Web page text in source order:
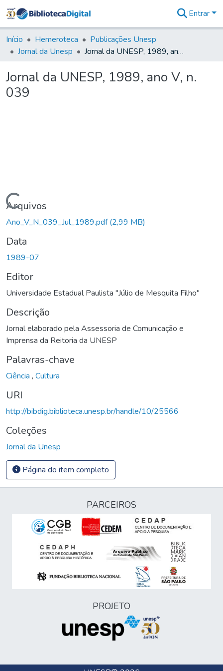
&
Coleções
Tudo na
Digital
Entrar
Início Hemeroteca
Publicações Unesp
Jornal da Unesp
Jornal da UNESP, 1989, ano V, n. 039
Jornal da UNESP, 1989, ano V, n.
039
Carregando...
Arquivos
Ano_V_N_039_Jul_1989.pdf(2,99 MB)
Data
1989-07
Editor
Universidade Estadual Paulista "Júlio de Mesquita Filho"
Descrição
Jornal elaborado pela Assessoria de Comunicação e
Imprensa da Reitoria da UNESP
Palavras-chave
Ciência , Cultura
URI
http://bibdig.biblioteca.unesp.br/handle/10/25566
Coleções
Jornal da Unesp
Página do item completo
PARCEIROS
PROJETO